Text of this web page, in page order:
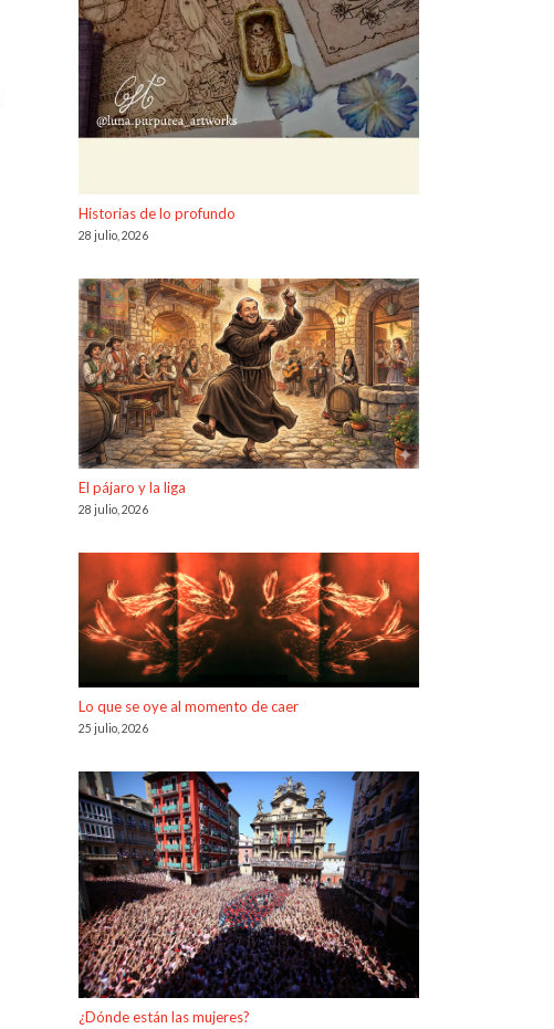
Historias de lo profundo
28 julio, 2026
El pájaro y la liga
28 julio, 2026
Lo que se oye al momento de caer
25 julio, 2026
¿Dónde están las mujeres?